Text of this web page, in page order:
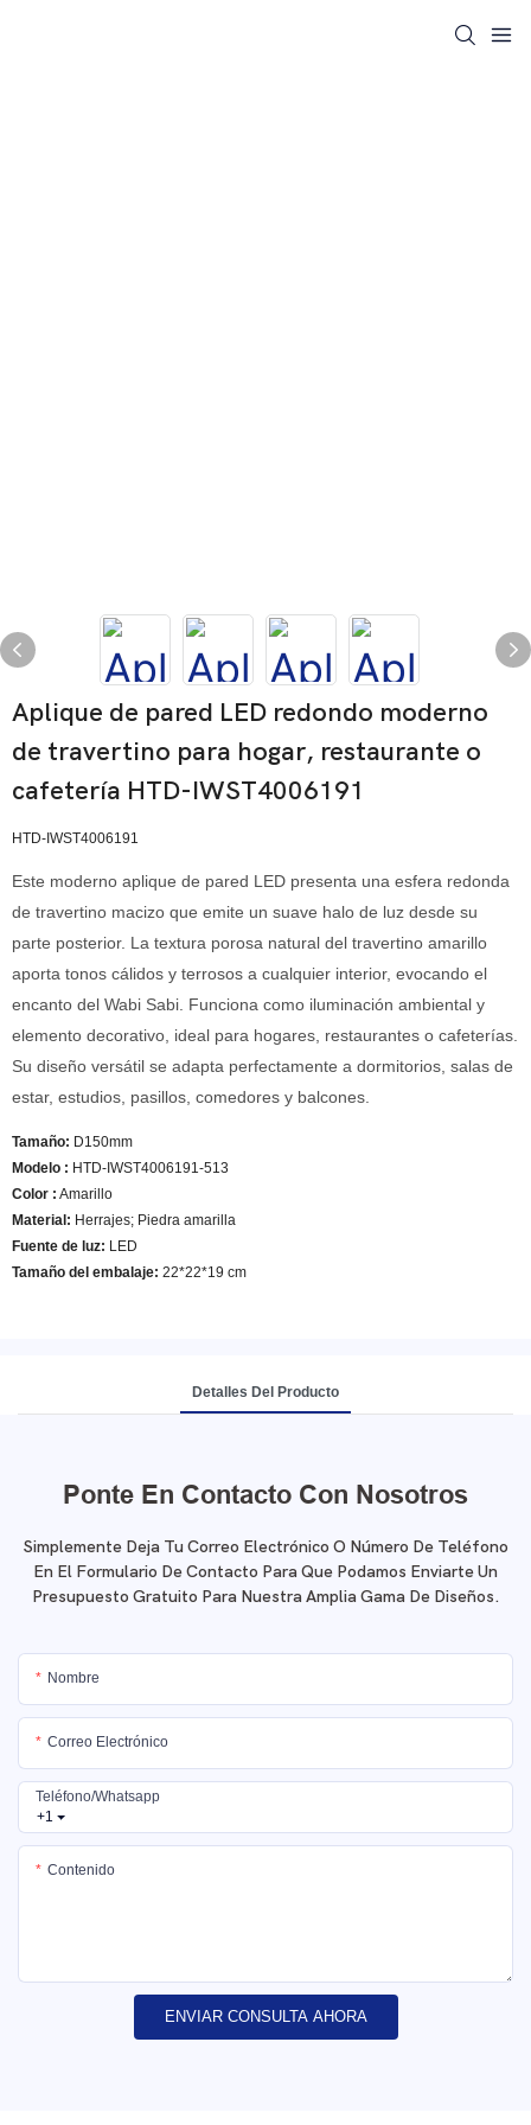
Aplique de pared LED redondo moderno
de travertino para hogar, restaurante o
cafetería HTD-IWST4006191
HTD-IWST4006191
Este moderno aplique de pared LED presenta una esfera redonda
de travertino macizo que emite un suave halo de luz desde su
parte posterior. La textura porosa natural del travertino amarillo
aporta tonos cálidos y terrosos a cualquier interior, evocando el
encanto del Wabi Sabi. Funciona como iluminación ambiental y
elemento decorativo, ideal para hogares, restaurantes o cafeterías.
Su diseño versátil se adapta perfectamente a dormitorios, salas de
estar, estudios, pasillos, comedores y balcones.
Tamaño: D150mm
Modelo : HTD-IWST4006191-513
Color : Amarillo
Material: Herrajes; Piedra amarilla
Fuente de luz: LED
Tamaño del embalaje: 22*22*19 cm
Detalles Del Producto
Ponte En Contacto Con Nosotros
Simplemente Deja Tu Correo Electrónico O Número De Teléfono
En El Formulario De Contacto Para Que Podamos Enviarte Un
Presupuesto Gratuito Para Nuestra Amplia Gama De Diseños.
Nombre
Correo Electrónico
+1
Teléfono/whatsapp
Contenido
ENVIAR CONSULTA AHORA